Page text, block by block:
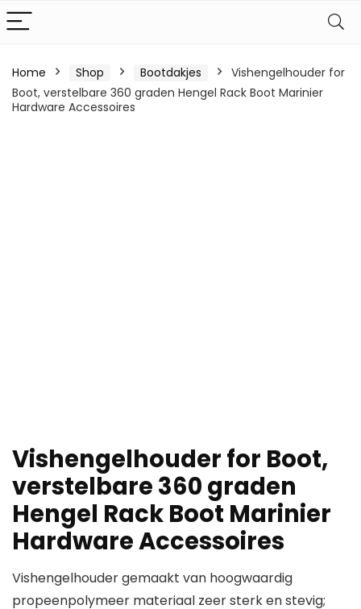
Home Shop Bootdakjes
Vishengelhouder for
Boot, verstelbare 360 ​​graden Hengel Rack Boot Marinier
Hardware Accessoires
Vishengelhouder for Boot,
verstelbare 360 ​​graden
Hengel Rack Boot Marinier
Hardware Accessoires
Vishengelhouder gemaakt van hoogwaardig
propeenpolymeer materiaal zeer sterk en stevig;